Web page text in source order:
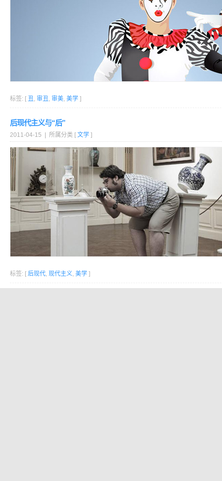
标签: [ 丑 , 审丑 , 审美, 美学 ]
后现代主义与“后”
2011-04-15 | 所属分类 [ 文学 ]
标签: [ 后现代, 现代主义, 美学 ]